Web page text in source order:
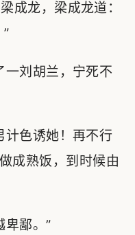
成龙，梁成龙道：
刘胡兰，宁死不
色诱她！再不行
成熟饭，到时候由
鄙。”